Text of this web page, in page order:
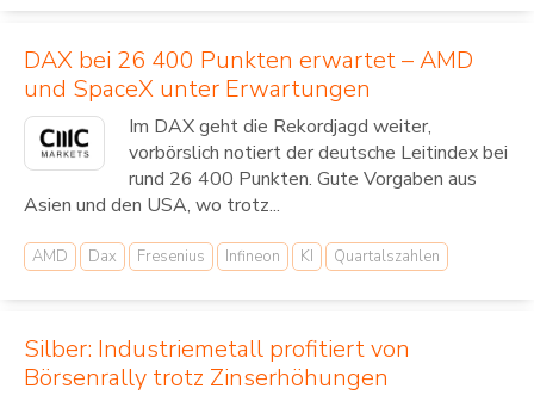
DAX bei 26 400 Punkten erwartet – AMD
und SpaceX unter Erwartungen
Im DAX geht die Rekordjagd weiter,
vorbörslich notiert der deutsche Leitindex bei
rund 26 400 Punkten. Gute Vorgaben aus
Asien und den USA, wo trotz...
AMD Dax Fresenius Infineon KI Quartalszahlen
Silber: Industriemetall profitiert von
Börsenrally trotz Zinserhöhungen